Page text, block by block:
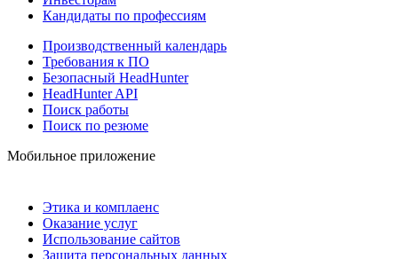
Кандидаты по профессиям
Производственный календарь
Требования к ПО
Безопасный HeadHunter
HeadHunter API
Поиск работы
Поиск по резюме
Мобильное приложение
Этика и комплаенс
Оказание услуг
Использование сайтов
Защита персональных данных